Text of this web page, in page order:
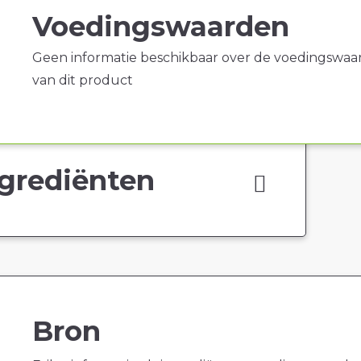
Voedingswaarden
Geen informatie beschikbaar over de
van dit product
Bron